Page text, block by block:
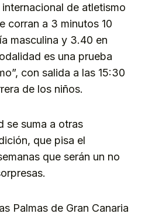
de atletismo
corran a 3 minutos 10
masculina y 3.40 en
es una prueba
con salida a las 15:30
de los niños.
se suma a otras
que pisa el
que serán un no
Palmas de Gran Canaria